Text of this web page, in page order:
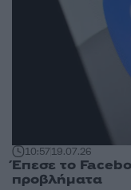
10:5719.07.26
Έπεσε το
προβλήματα